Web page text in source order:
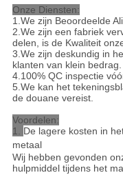
Onze Diensten:
1.We zijn Beoordeelde
2.We zijn een fabriek
delen, is de Kwaliteit
3.We zijn deskundig in
klanten van klein bedrag.
4.100% QC inspectie
5.We kan het
de douane vereist.
Voordelen:
1. De lagere kosten in
metaal
Wij hebben gevonden
hulpmiddel tijdens het